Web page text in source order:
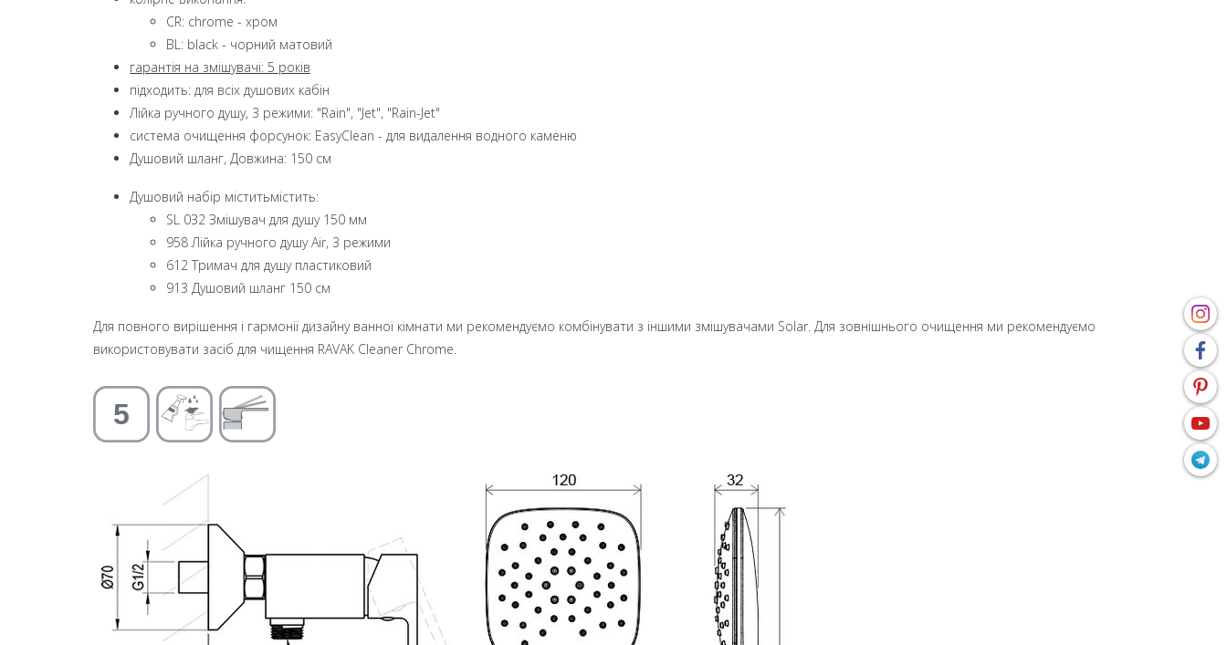
CR: chrome - хром
BL: black - чорний матовий
гарантія на змішувачі: 5 років
підходить: для всіх душових кабін
Лійка ручного душу, 3 режими: "Rain", "Jet", "Rain-Jet"
система очищення форсунок: EasyClean - для видалення водного каменю
Душовий шланг, Довжина: 150 см
Душовий набір міститьмістить:
SL 032 Змішувач для душу 150 мм
958 Лійка ручного душу Air, 3 режими
612 Тримач для душу пластиковий
913 Душовий шланг 150 см
Для повного вирішення і гармонії дизайну ванної кімнати ми рекомендуємо комбінувати з іншими змішувачами Solar. Для зовнішнього очищення ми рекомендуємо
використовувати засіб для чищення RAVAK Cleaner Chrome.